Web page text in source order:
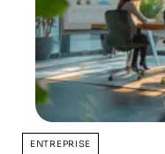
ENTREPRISE